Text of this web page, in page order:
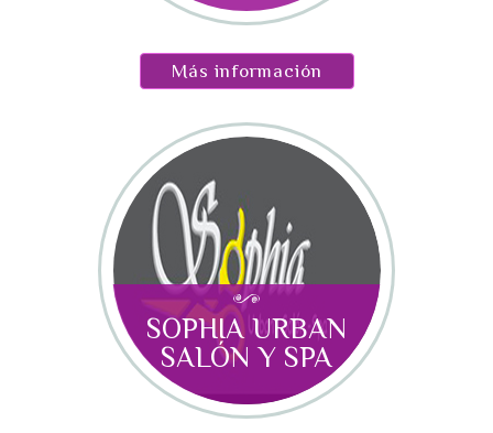
Más información
SOPHIA URBAN
SALÓN Y SPA